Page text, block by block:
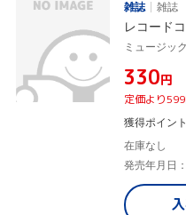
雑誌
雑誌
レコード
ミュージッ
¥330円
定価より
獲得ポイン
在庫なし
発売年月日